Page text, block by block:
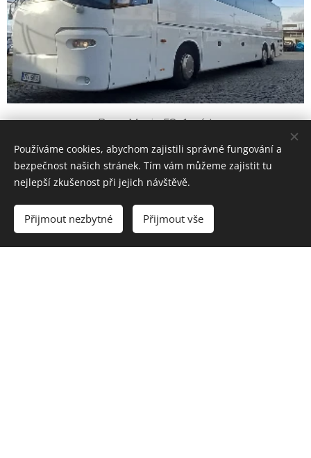
Bova Magiq 58+1 míst
Používáme cookies, abychom zajistili správné fungování a
bezpečnost našich stránek. Tím vám můžeme zajistit tu
nejlepší zkušenost při jejich návštěvě.
Přijmout nezbytné Přijmout vše